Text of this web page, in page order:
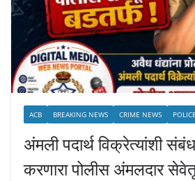
ACB BREAKING NEWS CRIME NEWS
अंमली पदार्थ विक्रेत्यांशी
करणारा पोलीस अंमलदार